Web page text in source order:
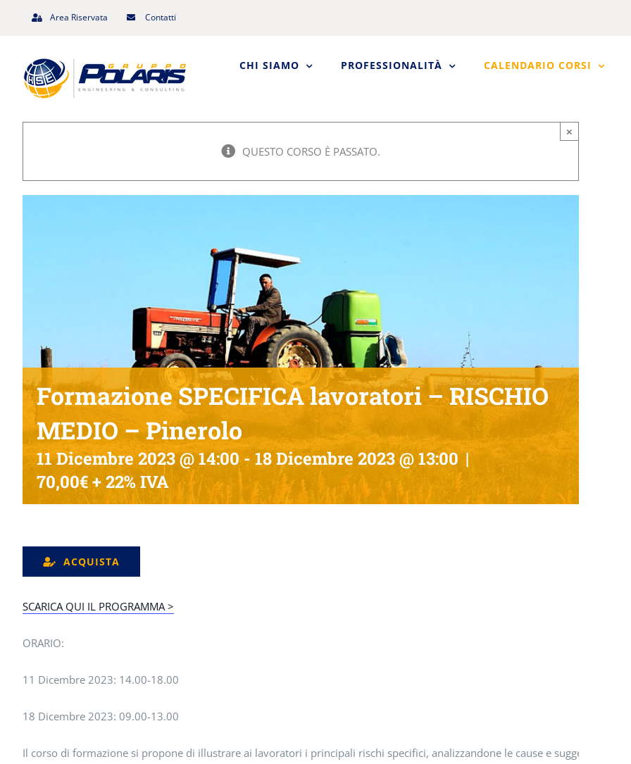
contenuto
Area Riservata Contatti
CHI SIAMO PROFESSIONALITÀ CALENDARIO CORSI
QUESTO CORSO È PASSATO.
×
Formazione SPECIFICA lavoratori – RISCHIO
MEDIO – Pinerolo
11 Dicembre 2023 @ 14:00 - 18 Dicembre 2023 @ 13:00 |
70,00€ + 22% IVA
ACQUISTA
SCARICA QUI IL PROGRAMMA >
ORARIO:
11 Dicembre 2023: 14.00-18.00
18 Dicembre 2023: 09.00-13.00
Il corso di formazione si propone di illustrare ai lavoratori i principali rischi specifici, analizzandone le cause e suggerendo